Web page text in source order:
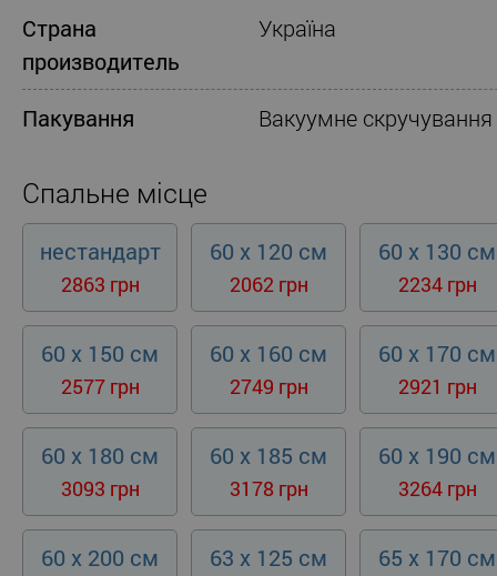
Страна
производитель
Україна
Пакування Вакуумне скручування
Спальне місце
нестандарт
2863 грн
60 x 120 см
2062 грн
60 x 130 см
2234 грн
60 x 150 см
2577 грн
60 x 160 см
2749 грн
60 x 170 см
2921 грн
60 x 180 см
3093 грн
60 x 185 см
3178 грн
60 x 190 см
3264 грн
60 x 200 см 63 x 125 см 65 x 170 см